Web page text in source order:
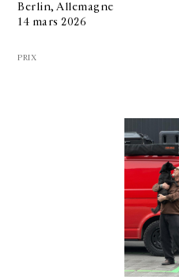
Berlin, Allemagne
14 mars 2026
PRIX